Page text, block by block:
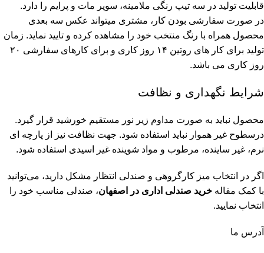
قابلیت تولید در سه تیپ رنگی ملامینه، سوپر مات و پرایم را دارد.
در صورت سفارشی بودن کار، مشتری میتواند عکس سه بعدی
محصول همراه با رنگ منتخب خود را مشاهده کرده و تایید نماید. زمان
تولید برای کار های روتین ۱۴ روز کاری و برای کارهای سفارشی ۲۰
روز کاری می باشد.
شرایط نگهداری و نظافت
محصول نباید به صورت مداوم زیر نور مستقیم خورشید قرار گیرد.
درسطوح غیر هموار نباید استفاده شود. جهت نظافت نیز از پارچه ای
نرم، غیر ساینده، مرطوب و مواد شوینده غیر اسیدی استفاده شود.
اگر در انتخاب میز کارگروهی و صندلی انتظار مشکل دارید، می‌توانید
با کمک مقاله خرید صندلی اداری در اصفهان، صندلی مناسب خود را
انتخاب نمایید.
آدرس ما